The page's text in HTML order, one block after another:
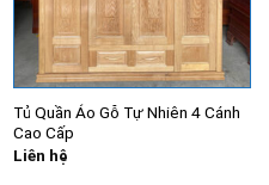
Tủ Quần Áo Gỗ Tự Nhiên 4 Cánh
Cao Cấp
Liên hệ